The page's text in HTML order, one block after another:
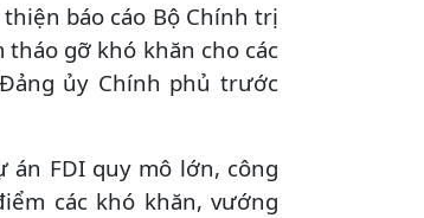
báo cáo Bộ Chính trị
tháo gỡ khó khăn cho các
ủy Chính phủ trước
án FDI quy mô lớn, công
các khó khăn, vướng